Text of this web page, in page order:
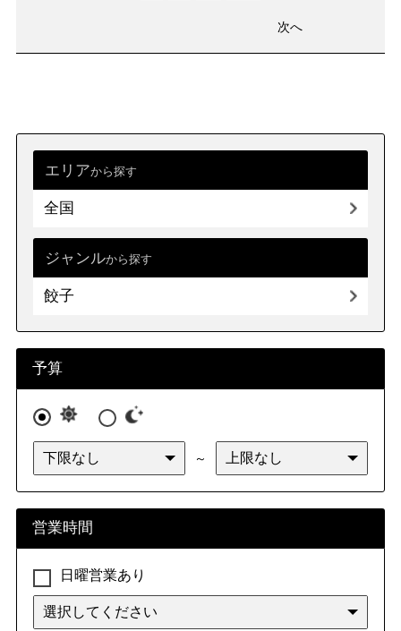
エリアから探す
全国
ジャンルから探す
餃子
予算
～
営業時間
日曜営業あり
次へ